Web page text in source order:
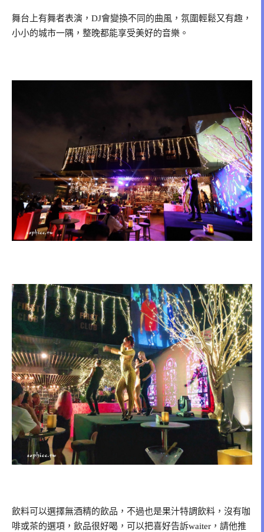
舞台上有舞者表演，DJ會變換不同的曲風，氛圍輕鬆又有趣，
小小的城市一隅，整晚都能享受美好的音樂。
飲料可以選擇無酒精的飲品，不過也是果汁特調飲料，沒有咖
啡或茶的選項，飲品很好喝，可以把喜好告訴waiter，請他推